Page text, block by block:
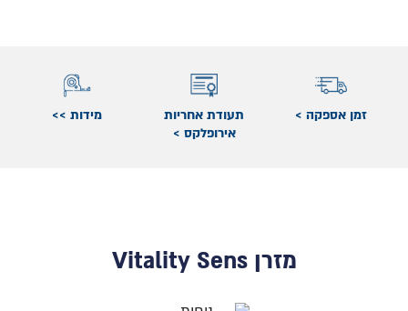
זמן אספקה >
תעודת אחריות
אירופלקס >
מידות >>
מזרן Vitality Sens